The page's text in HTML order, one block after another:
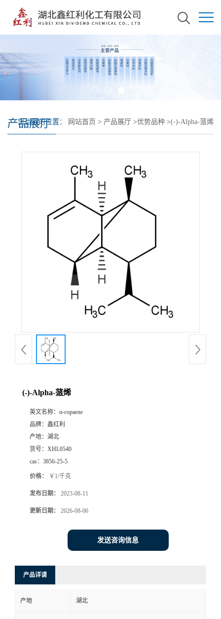
产品展厅
您当前的位置： 网站首页 > 产品展厅 >优势品种 >(-)-Alpha-蒎烯
(-)-Alpha-蒎烯
英文名称： α-copaene
品牌： 鑫红利
产地： 湖北
货号： XHL0540
cas： 3856-25-5
价格： ￥1/千克
发布日期： 2023-08-11
更新日期： 2026-08-06
发送咨询信息
产品详请
产地 湖北